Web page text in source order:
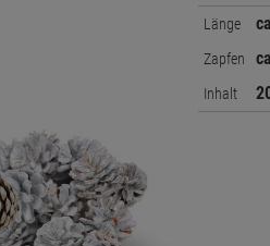
Länge
Zapfen
Inhalt